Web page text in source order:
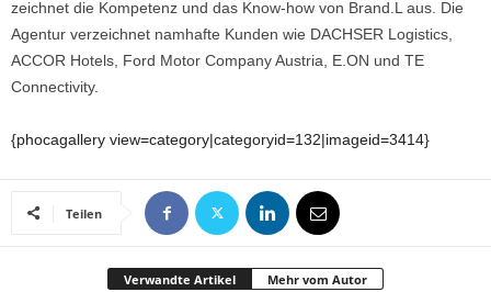
zeichnet die Kompetenz und das Know-how von Brand.L aus. Die
Agentur verzeichnet namhafte Kunden wie DACHSER Logistics,
ACCOR Hotels, Ford Motor Company Austria, E.ON und TE
Connectivity.
{phocagallery view=category|categoryid=132|imageid=3414}
Teilen
Verwandte Artikel Mehr vom Autor